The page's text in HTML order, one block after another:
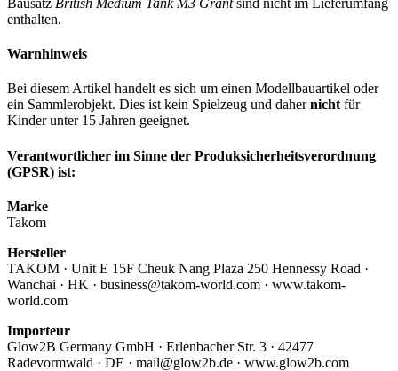
enthalten.
Warnhinweis
Bei diesem Artikel handelt es sich um einen Modellbauartikel oder
ein Sammlerobjekt. Dies ist kein Spielzeug und dahernicht für
Kinder unter 15 Jahren geeignet.
Verantwortlicher im Sinne der Produksicherheitsverordnung
(GPSR) ist:
Marke
Takom
Hersteller
TAKOM · Unit E 15F Cheuk Nang Plaza 250 Hennessy Road ·
Wanchai · HK · business@takom-world.com · www.takom-
world.com
Importeur
Glow2B Germany GmbH · Erlenbacher Str. 3 · 42477
Radevormwald · DE · mail@glow2b.de · www.glow2b.com